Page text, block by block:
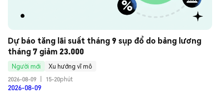
Dự báo tăng lãi suất tháng 9 sụp đổ do bảng lương
tháng 7 giảm 23.000
Người mới
Xu hướng vĩ mô
2026-08-09
15-20phút
2026-08-09